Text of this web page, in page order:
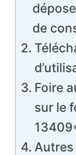
de
Foire
sur le